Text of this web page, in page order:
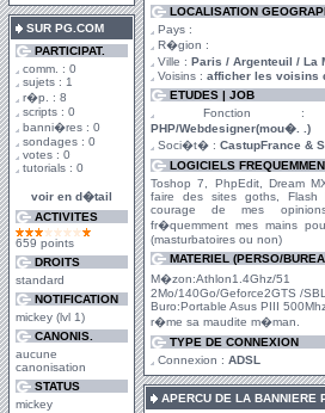
SUR PG.COM
PARTICIPAT.
comm. : 0
sujets : 1
r�p. : 8
scripts : 0
banni�res : 0
sondages : 0
votes : 0
tutorials : 0
voir en d�tail
ACTIVITES
659 points
DROITS
standard
NOTIFICATION
mickey (lvl 1)
CANONIS.
aucune
canonisation
STATUS
mickey
LOCALISATION
Pays :
R�gion :
Ville : Paris / Argenteuil /
Voisins : afficher les voisins
ETUDES | JOB
PHP/Webdesigner(mou�. .)
Soci�t� : CastupFrance &
LOGICIELS
Toshop 7, PhpEdit, Dream
faire des sites goths,
courage de mes
fr�quemment mes mains
(masturbatoires ou non)
MATERIEL (PERSO/
M�zon:Athlon1.4Ghz/51
2Mo/140Go/Geforce2GTS /
Buro:Portable Asus PIII
r�me sa maudite m�man.
TYPE DE CONNEXION
Connexion : ADSL
APERCU DE LA BANNIERE